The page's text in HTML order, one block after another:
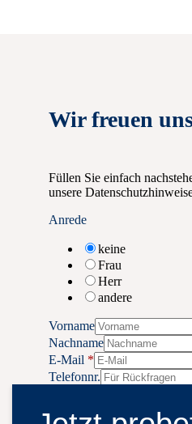
Wir freuen
Füllen Sie einfach
unsere
Anrede
keine
Frau
Herr
andere
Vorname
Nachname
E-Mail *
Telefonnr.